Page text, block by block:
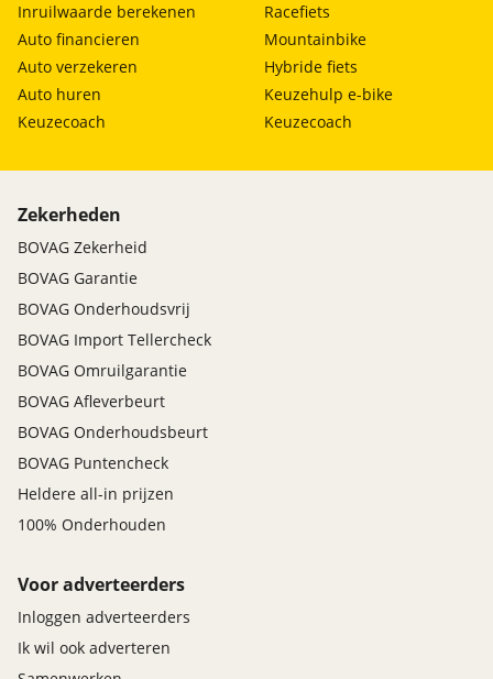
Inruilwaarde berekenen
Auto financieren
Auto verzekeren
Auto huren
Keuzecoach
Racefiets
Mountainbike
Hybride fiets
Keuzehulp e-bike
Keuzecoach
Zekerheden
BOVAG Zekerheid
BOVAG Garantie
BOVAG Onderhoudsvrij
BOVAG Import Tellercheck
BOVAG Omruilgarantie
BOVAG Afleverbeurt
BOVAG Onderhoudsbeurt
BOVAG Puntencheck
Heldere all-in prijzen
100% Onderhouden
Voor adverteerders
Inloggen adverteerders
Ik wil ook adverteren